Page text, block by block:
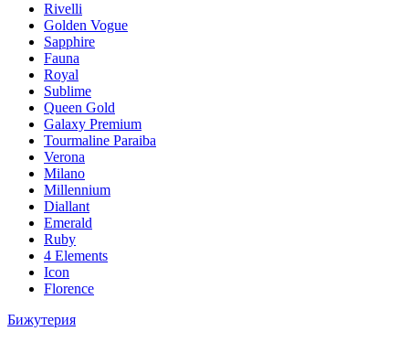
Rivelli
Golden Vogue
Sapphire
Fauna
Royal
Sublime
Queen Gold
Galaxy Premium
Tourmaline Paraiba
Verona
Milano
Millennium
Diallant
Emerald
Ruby
4 Elements
Icon
Florence
Бижутерия